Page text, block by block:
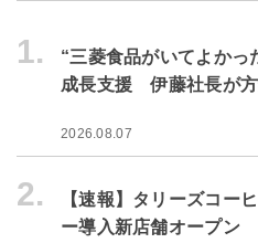
1.
“三菱食品がいてよか
成長支援 伊藤社長が
2026.08.07
2.
【速報】タリーズコー
ー導入新店舗オープン